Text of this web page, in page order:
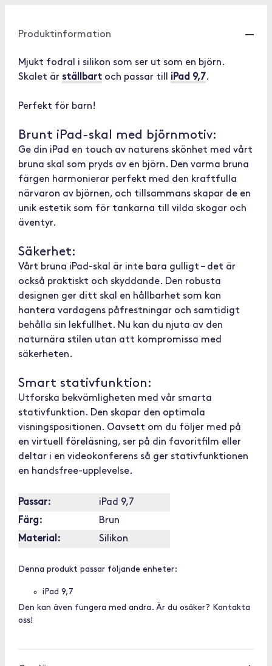
Produktinformation
Mjukt fodral i silikon som ser ut som en björn.
Skalet är ställbart och passar till iPad 9,7.
Perfekt för barn!
Brunt iPad-skal med björnmotiv:
Ge din iPad en touch av naturens skönhet med vårt
bruna skal som pryds av en björn. Den varma bruna
färgen harmonierar perfekt med den kraftfulla
närvaron av björnen, och tillsammans skapar de en
unik estetik som för tankarna till vilda skogar och
äventyr.
Säkerhet:
Vårt bruna iPad-skal är inte bara gulligt – det är
också praktiskt och skyddande. Den robusta
designen ger ditt skal en hållbarhet som kan
hantera vardagens påfrestningar och samtidigt
behålla sin lekfullhet. Nu kan du njuta av den
naturnära stilen utan att kompromissa med
säkerheten.
Smart stativfunktion:
Utforska bekvämligheten med vår smarta
stativfunktion. Den skapar den optimala
visningspositionen. Oavsett om du följer med på
en virtuell föreläsning, ser på din favoritfilm eller
deltar i en videokonferens så ger stativfunktionen
en handsfree-upplevelse.
Passar:
iPad 9,7
Färg:
Brun
Material:
Silikon
Denna produkt passar följande enheter:
iPad 9,7
Den kan även fungera med andra. Är du osäker? Kontakta
oss!